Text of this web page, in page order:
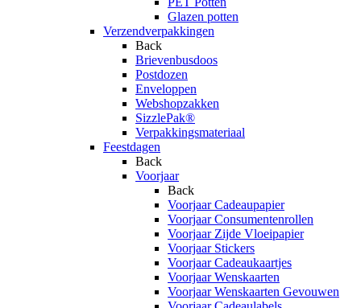
Glazen potten
Verzendverpakkingen
Back
Brievenbusdoos
Postdozen
Enveloppen
Webshopzakken
SizzlePak®
Verpakkingsmateriaal
Feestdagen
Back
Voorjaar
Back
Voorjaar Cadeaupapier
Voorjaar Consumentenrollen
Voorjaar Zijde Vloeipapier
Voorjaar Stickers
Voorjaar Cadeaukaartjes
Voorjaar Wenskaarten
Voorjaar Wenskaarten Gevouwen